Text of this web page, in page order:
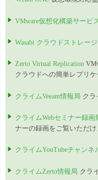
VMware仮想化構築サービ
Wasabi クラウドストレージ
Zerto Virtual Replication
クラウドへの簡単レプリ
クライムVeeam情報局 クラ
クライムWebセミナー録画
ナーの録画をご覧いただけ
クライムYouTubeチャンネ
クライムZerto情報局 クラ